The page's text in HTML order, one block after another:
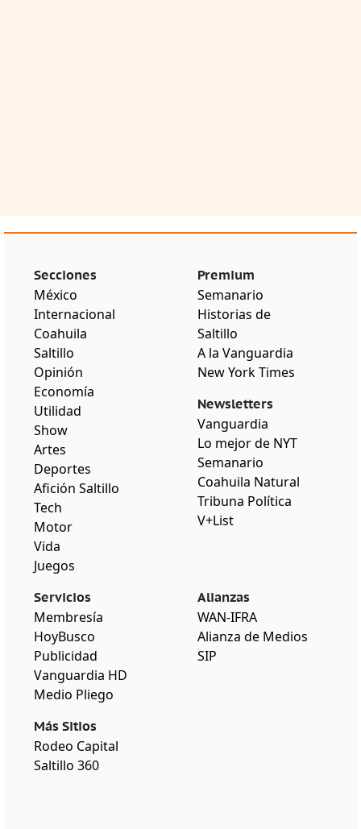
Secciones
México
Internacional
Coahuila
Saltillo
Opinión
Economía
Utilidad
Show
Artes
Deportes
Afición Saltillo
Tech
Motor
Vida
Juegos
Premium
Semanario
Historias de
Saltillo
A la Vanguardia
New York Times
Newsletters
Vanguardia
Lo mejor de NYT
Semanario
Coahuila Natural
Tribuna Política
V+List
Servicios
Membresía
HoyBusco
Publicidad
Vanguardia HD
Medio Pliego
Más Sitios
Rodeo Capital
Saltillo 360
Alianzas
WAN-IFRA
Alianza de Medios
SIP